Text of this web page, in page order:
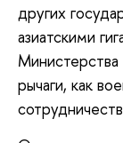
других
азиатскими
рычаги, как